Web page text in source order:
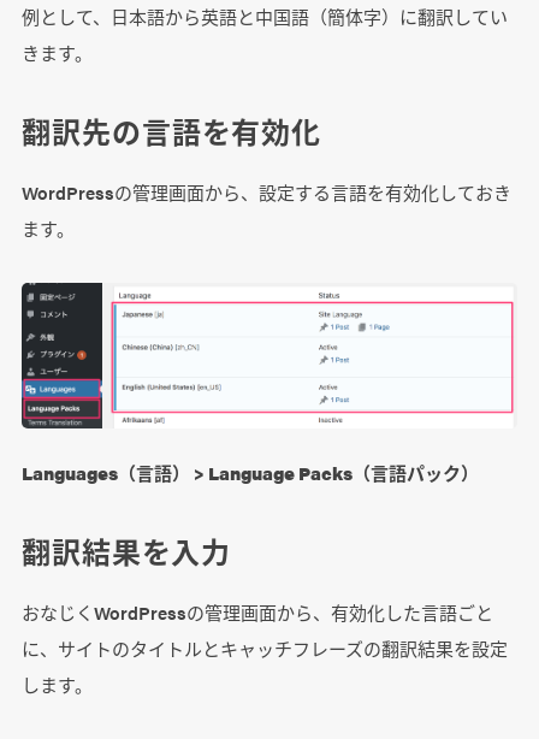
例として、日本語から英語と中国語（簡体字）に翻訳してい
きます。
翻訳先の言語を有効化
WordPressの管理画面から、設定する言語を有効化しておき
ます。
Languages（言語） > Language Packs（言語パック）
翻訳結果を入力
おなじくWordPressの管理画面から、有効化した言語ごと
に、サイトのタイトルとキャッチフレーズの翻訳結果を設定
します。